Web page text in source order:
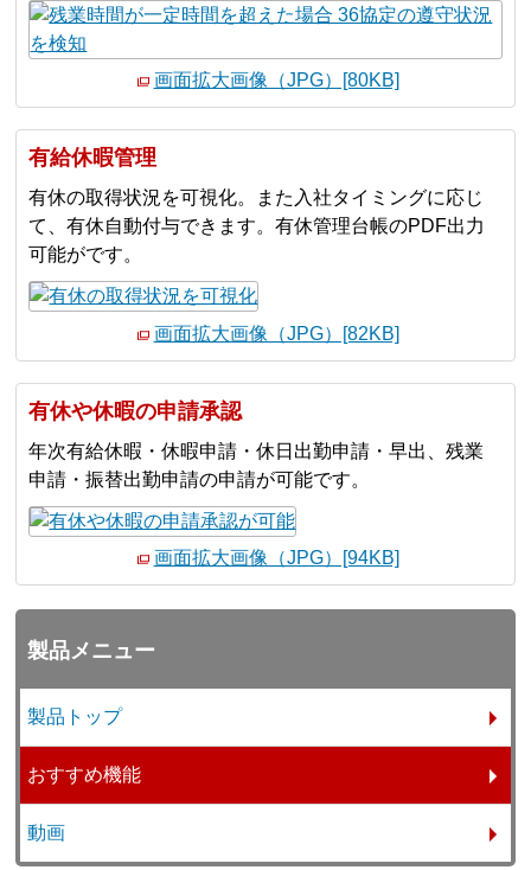
画面拡大画像（JPG）[80KB]
有給休暇管理
有休の取得状況を可視化。また入社タイミングに応じ
て、有休自動付与できます。有休管理台帳のPDF出力
可能がです。
画面拡大画像（JPG）[82KB]
有休や休暇の申請承認
年次有給休暇・休暇申請・休日出勤申請・早出、残業
申請・振替出勤申請の申請が可能です。
画面拡大画像（JPG）[94KB]
製品メニュー
製品トップ
おすすめ機能
動画